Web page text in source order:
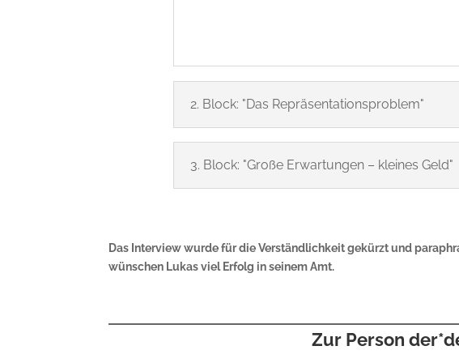
2. Block: "Das Repräsentationsproblem"
3. Block: "Große Erwartungen – kleines Geld"
Das Interview wurde für die Verständlichkeit gekürzt und
wünschen Lukas viel Erfolg in seinem Amt.
Zur Person